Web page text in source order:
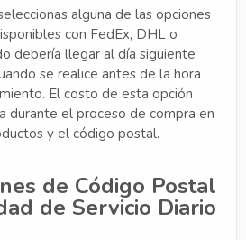
alguna de las opciones
con FedEx, DHL o
debería llegar al día siguiente
se realice antes de la hora
El costo de esta opción
durante el proceso de compra en
y el código postal.
de Código Postal
de Servicio Diario